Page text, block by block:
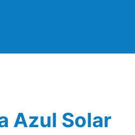
Azul Solar